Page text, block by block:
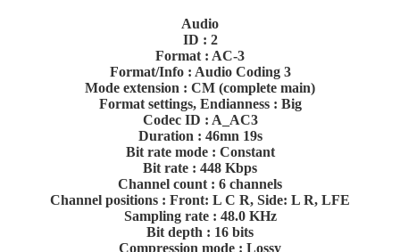
Audio
ID : 2
Format : AC-3
Format/Info : Audio Coding 3
Mode extension : CM (complete main)
Format settings, Endianness : Big
Codec ID : A_AC3
Duration : 46mn 19s
Bit rate mode : Constant
Bit rate : 448 Kbps
Channel count : 6 channels
Channel positions : Front: L C R, Side: L R, LFE
Sampling rate : 48.0 KHz
Bit depth : 16 bits
Compression mode : Lossy